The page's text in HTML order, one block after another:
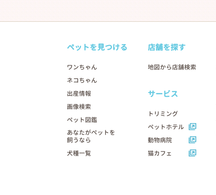
ペットを見つける
ワンちゃん
ネコちゃん
出産情報
画像検索
ペット図鑑
あなたがペットを
飼うなら
犬種一覧
店舗を探す
地図から店舗検索
サービス
トリミング
ペットホテル
動物病院
猫カフェ